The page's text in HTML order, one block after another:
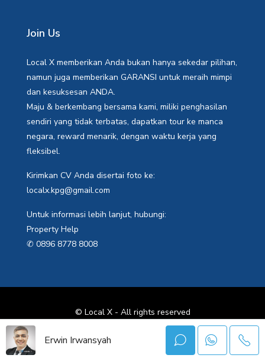
Join Us
Local X memberikan Anda bukan hanya sekedar pilihan,
namun juga memberikan GARANSI untuk meraih mimpi
dan kesuksesan ANDA.
Maju & berkembang bersama kami, miliki penghasilan
sendiri yang tidak terbatas, dapatkan tour ke manca
negara, reward menarik, dengan waktu kerja yang
fleksibel.
Kirimkan CV Anda disertai foto ke:
localx.kpg@gmail.com
Untuk informasi lebih lanjut, hubungi:
Property Help
✆ 0896 8778 8008
© Local X - All rights reserved
Erwin Irwansyah